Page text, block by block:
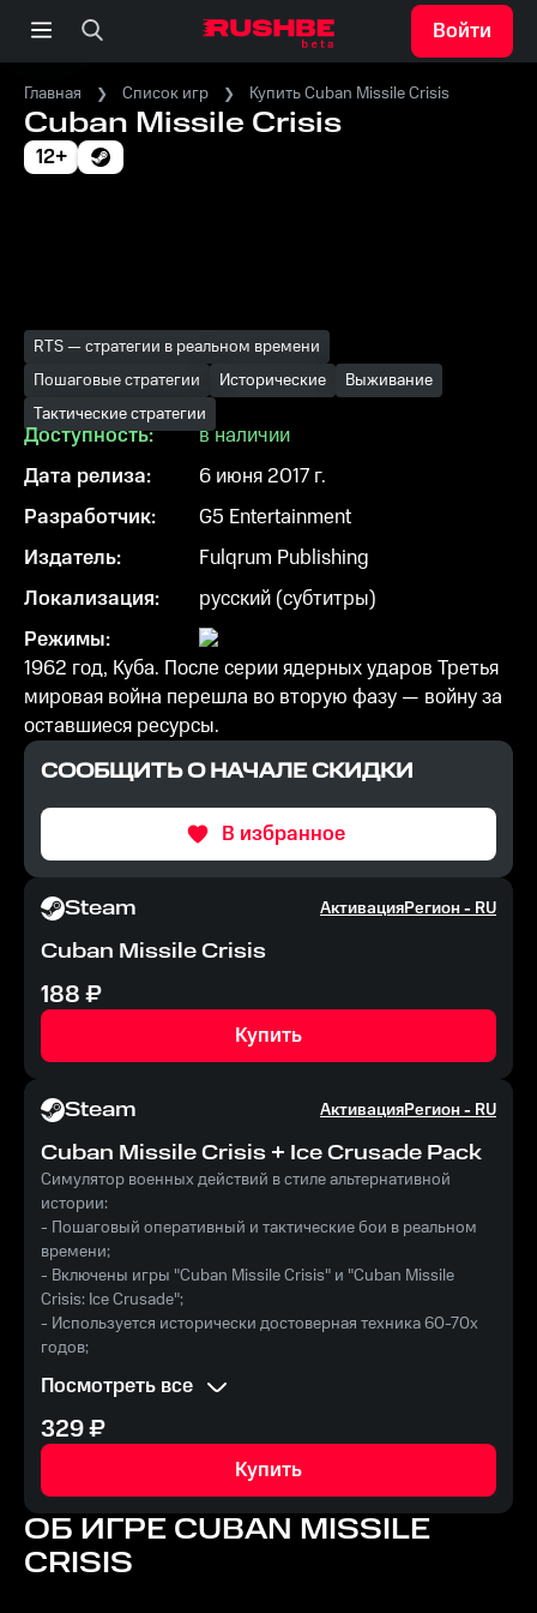
Войти
Главная Список игр Купить Cuban Missile Crisis
Cuban Missile Crisis
12+
RTS — стратегии в реальном времени
Пошаговые стратегии
Исторические
Выживание
Тактические стратегии
Доступность:
в наличии
Дата релиза:
6 июня 2017 г.
Разработчик:
G5 Entertainment
Издатель:
Fulqrum Publishing
Локализация:
русский (субтитры)
Режимы:
1962 год, Куба. После серии ядерных ударов Третья
мировая война перешла во вторую фазу — войну за
оставшиеся ресурсы.
СООБЩИТЬ О НАЧАЛЕ СКИДКИ
В избранное
Steam АктивацияРегион -RU
Cuban Missile Crisis
188₽
Купить
Steam АктивацияРегион -RU
Cuban Missile Crisis + Ice Crusade Pack
Симулятор военных действий в стиле альтернативной
истории:
- Пошаговый оперативный и тактические бои в реальном
времени;
- Включены игры "Cuban Missile Crisis" и "Cuban Missile
Crisis: Ice Crusade";
- Используется исторически достоверная техника 60-70х
годов;
- Продолжение симулятора военных действий «Карибский
кризис».
Уникальные ключи активации на сайте Rushbe.ru.
Провокационная атмосфера холодной войны и военные
противостояния и решение мировых конфликтов уже ждут
вас!
Посмотреть все
329₽
Купить
ОБ ИГРЕ CUBAN MISSILE
CRISIS